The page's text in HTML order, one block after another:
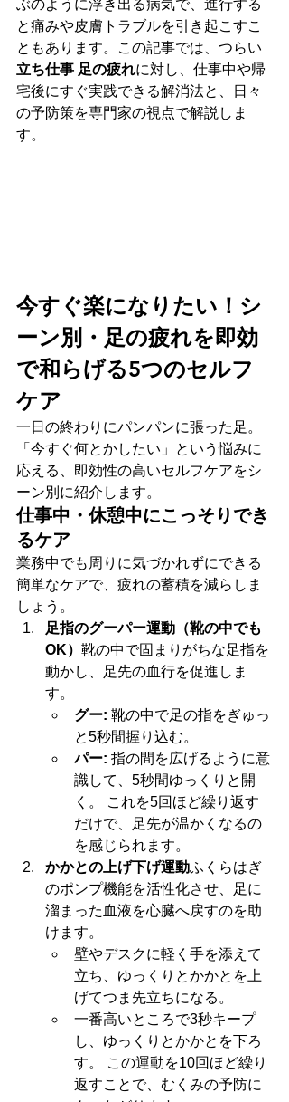
ぶのように浮き出る病気で、進行する
と痛みや皮膚トラブルを引き起こすこ
ともあります。この記事では、つらい
立ち仕事 足の疲れに対し、仕事中や帰
宅後にすぐ実践できる解消法と、日々
の予防策を専門家の視点で解説しま
す。
今すぐ楽になりたい！シ
ーン別・足の疲れを即効
で和らげる5つのセルフ
ケア
一日の終わりにパンパンに張った足。
「今すぐ何とかしたい」という悩みに
応える、即効性の高いセルフケアをシ
ーン別に紹介します。
仕事中・休憩中にこっそりでき
るケア
業務中でも周りに気づかれずにできる
簡単なケアで、疲れの蓄積を減らしま
しょう。
足指のグーパー運動（靴の中でも
OK） 靴の中で固まりがちな足指を
動かし、足先の血行を促進しま
す。
グー: 靴の中で足の指をぎゅっ
と5秒間握り込む。
パー: 指の間を広げるように意
識して、5秒間ゆっくりと開
く。 これを5回ほど繰り返す
だけで、足先が温かくなるの
を感じられます。
かかとの上げ下げ運動ふくらはぎ
のポンプ機能を活性化させ、足に
溜まった血液を心臓へ戻すのを助
けます。
壁やデスクに軽く手を添えて
立ち、ゆっくりとかかとを上
げてつま先立ちになる。
一番高いところで3秒キープ
し、ゆっくりとかかとを下ろ
す。 この運動を10回ほど繰り
返すことで、むくみの予防に